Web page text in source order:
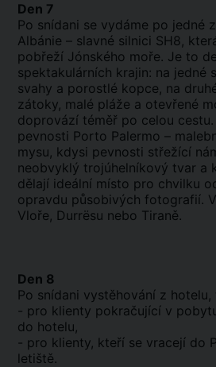
Den 7
Po snídani se vydáme po jedné
Albánie – slavné silnici SH8,
pobřeží Jónského moře. Je to
spektakulárních krajin: na jedné
svahy a porostlé kopce, na
zátoky, malé pláže a otevřené
doprovází téměř po celou
pevnosti Porto Palermo –
mysu, kdysi pevnosti střežící
neobvyklý trojúhelníkový tvar a
dělají ideální místo pro chvilku
opravdu působivých fotografií.
Vloře, Durrësu nebo Tiraně.
Den 8
Po snídani vystěhování z hotelu,
- pro klienty pokračující v
do hotelu,
- pro klienty, kteří se vracejí do
letiště.